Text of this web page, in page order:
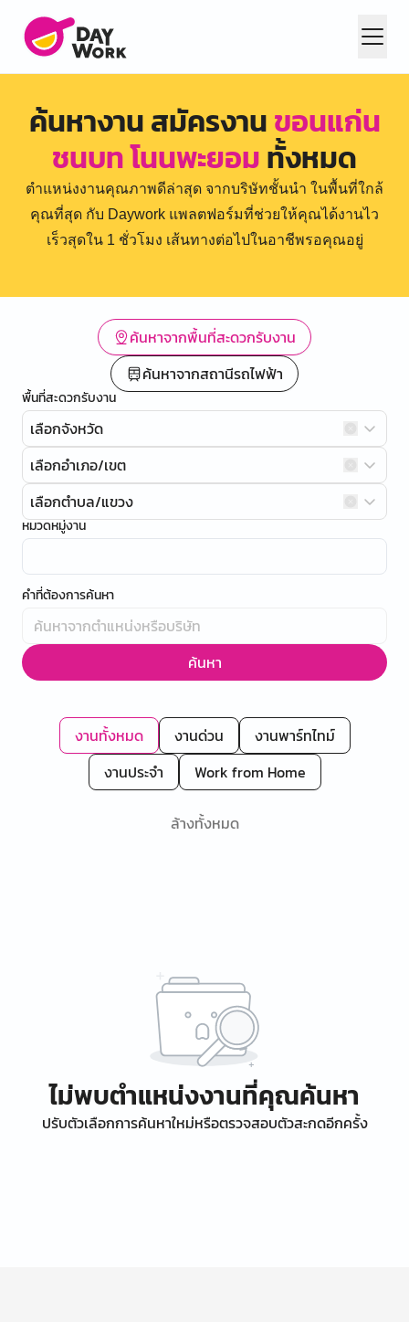
ค้นหางาน สมัครงานขอนแก่น
ชนบท โนนพะยอมทั้งหมด
ตำแหน่งงานคุณภาพดีล่าสุด จากบริษัทชั้นนำ ในพื้นที่ใกล้
คุณที่สุด กับ Daywork แพลตฟอร์มที่ช่วยให้คุณได้งานไว
เร็วสุดใน 1 ชั่วโมง เส้นทางต่อไปในอาชีพรอคุณอยู่
ค้นหาจากพื้นที่สะดวกรับงาน
ค้นหาจากสถานีรถไฟฟ้า
พื้นที่สะดวกรับงาน
เลือกจังหวัด
เลือกอำเภอ/เขต
เลือกตำบล/แขวง
หมวดหมู่งาน
คำที่ต้องการค้นหา
ค้นหา
งานทั้งหมด งานด่วน
งานพาร์ทไทม์
งานประจำ
Work from Home
ล้างทั้งหมด
ไม่พบตำแหน่งงานที่คุณค้นหา
ปรับตัวเลือกการค้นหาใหม่หรือตรวจสอบตัวสะกดอีกครั้ง